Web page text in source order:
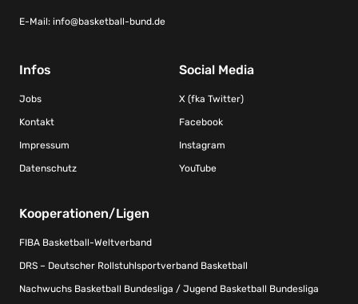
E-Mail: info@basketball-bund.de
Infos
Jobs
Kontakt
Impressum
Datenschutz
Social Media
X (fka Twitter)
Facebook
Instagram
YouTube
Kooperationen/Ligen
FIBA Basketball-Weltverband
DRS – Deutscher Rollstuhlsportverband Basketball
Nachwuchs Basketball Bundesliga / Jugend Basketball Bundesliga